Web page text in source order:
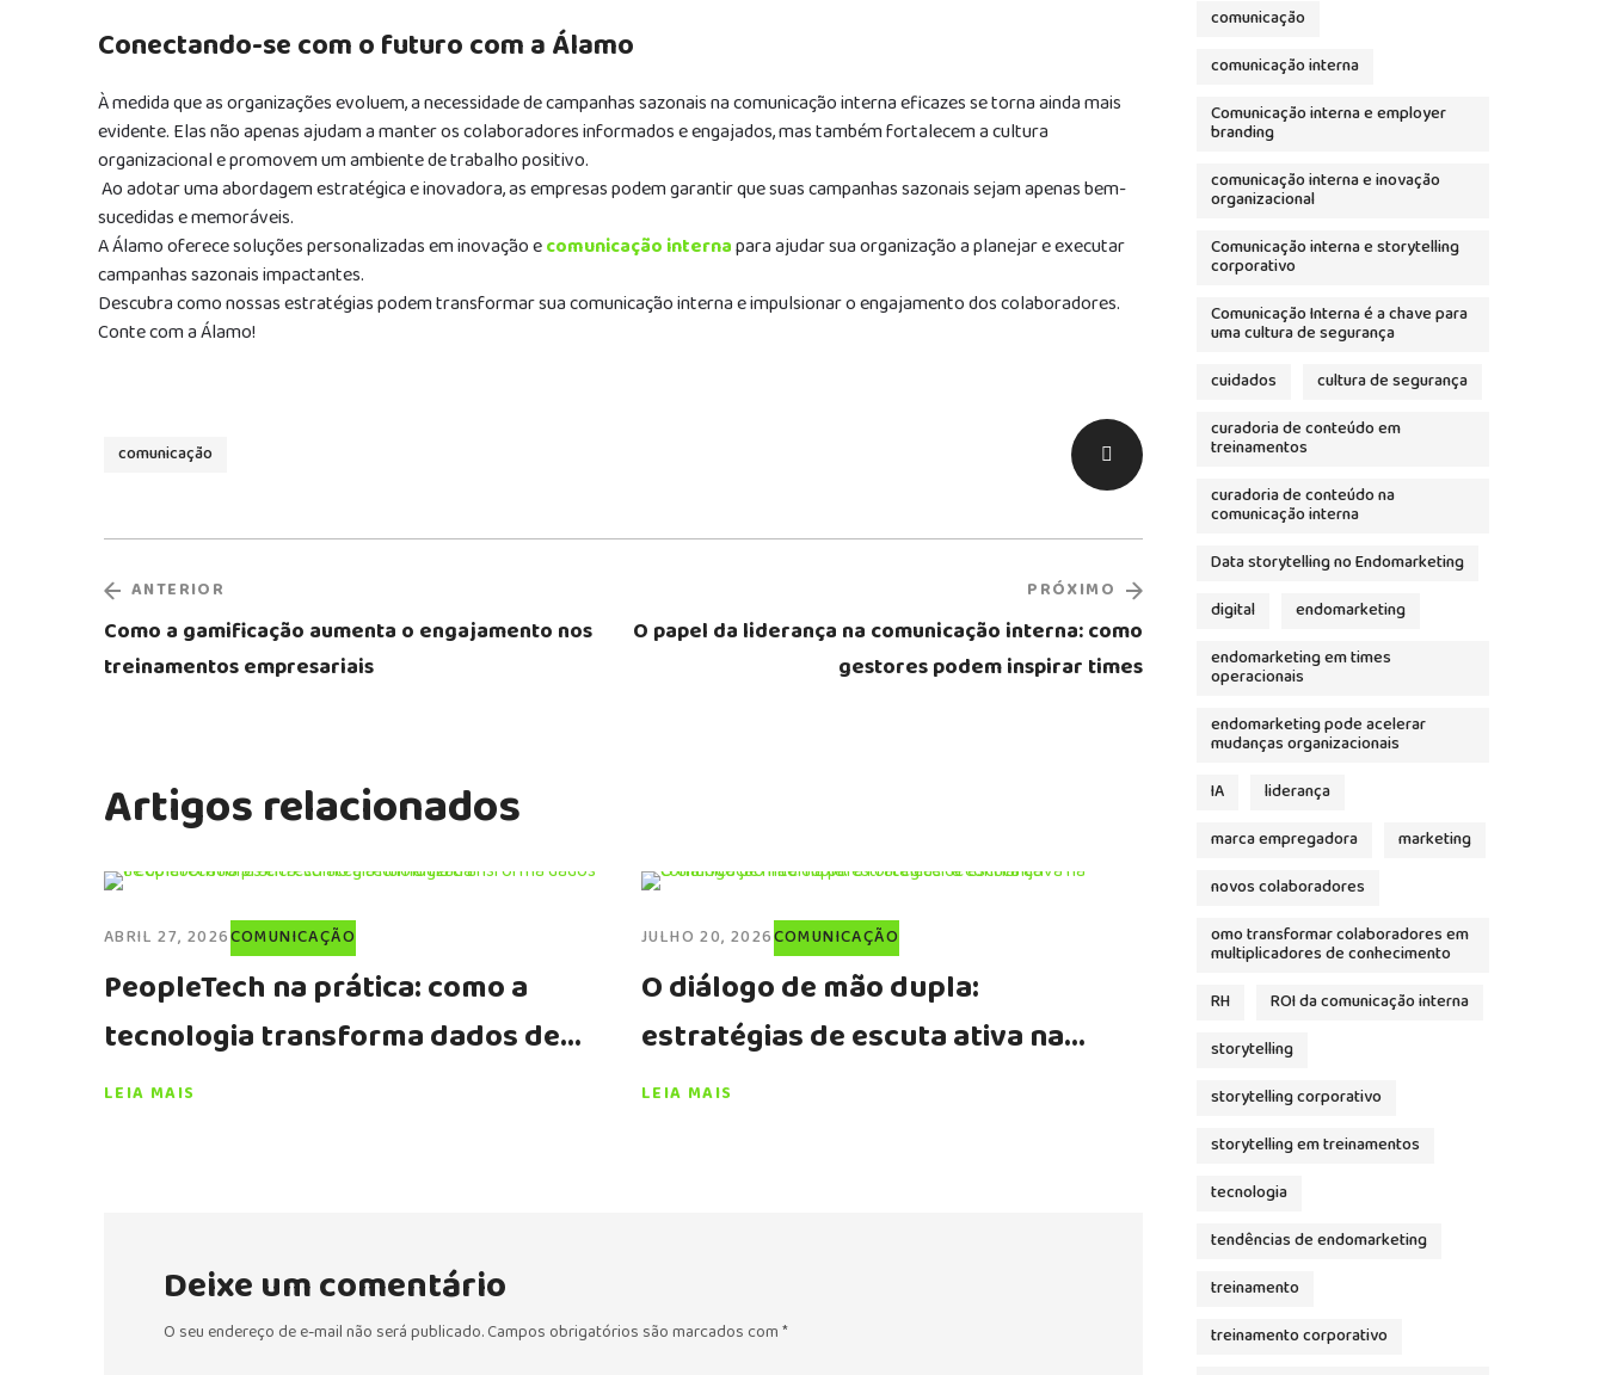
Conectando-se com o futuro com a Álamo
À medida que as organizações evoluem, a necessidade de campanhas sazonais na comunicação interna eficazes se torna ainda mais
evidente. Elas não apenas ajudam a manter os colaboradores informados e engajados, mas também fortalecem a cultura
organizacional e promovem um ambiente de trabalho positivo.
Ao adotar uma abordagem estratégica e inovadora, as empresas podem garantir que suas campanhas sazonais sejam apenas bem-
sucedidas e memoráveis.
A Álamo oferece soluções personalizadas em inovação ecomunicação internapara ajudar sua organização a planejar e executar
campanhas sazonais impactantes.
Descubra como nossas estratégias podem transformar sua comunicação interna e impulsionar o engajamento dos colaboradores.
Conte com a Álamo!
comunicação
ANTERIOR
Como a gamificação aumenta o engajamento nos
treinamentos empresariais
PRÓXIMO
O papel da liderança na comunicação interna: como
gestores podem inspirar times
Artigos relacionados
ABRIL 27, 2026COMUNICAÇÃO
PeopleTech na prática: como a
tecnologia transforma dados de
colaboradores em estratégia
LEIA MAIS
JULHO 20, 2026COMUNICAÇÃO
O diálogo de mão dupla:
estratégias de escuta ativa na
comunicação interna para
LEIA MAIS
FEVEREIRO 5, 2025COMUNICAÇÃO
A Importância das Ativações
Marca: Criando Conexões
Emocionais e Engajamento
LEIA MAIS
Deixe um comentário
O seu endereço de e-mail não será publicado.Campos obrigatórios são marcados com*
comunicação
comunicação interna
Comunicação interna e employer
branding
comunicação interna e inovação
organizacional
Comunicação interna e storytelling
corporativo
Comunicação Interna é a chave para
uma cultura de segurança
cuidados
cultura de segurança
curadoria de conteúdo em
treinamentos
curadoria de conteúdo na
comunicação interna
Data storytelling no Endomarketing
digital
endomarketing
endomarketing em times
operacionais
endomarketing pode acelerar
mudanças organizacionais
IA
liderança
marca empregadora
marketing
novos colaboradores
omo transformar colaboradores em
multiplicadores de conhecimento
RH
ROI da comunicação interna
storytelling
storytelling corporativo
storytelling em treinamentos
tecnologia
tendências de endomarketing
treinamento
treinamento corporativo